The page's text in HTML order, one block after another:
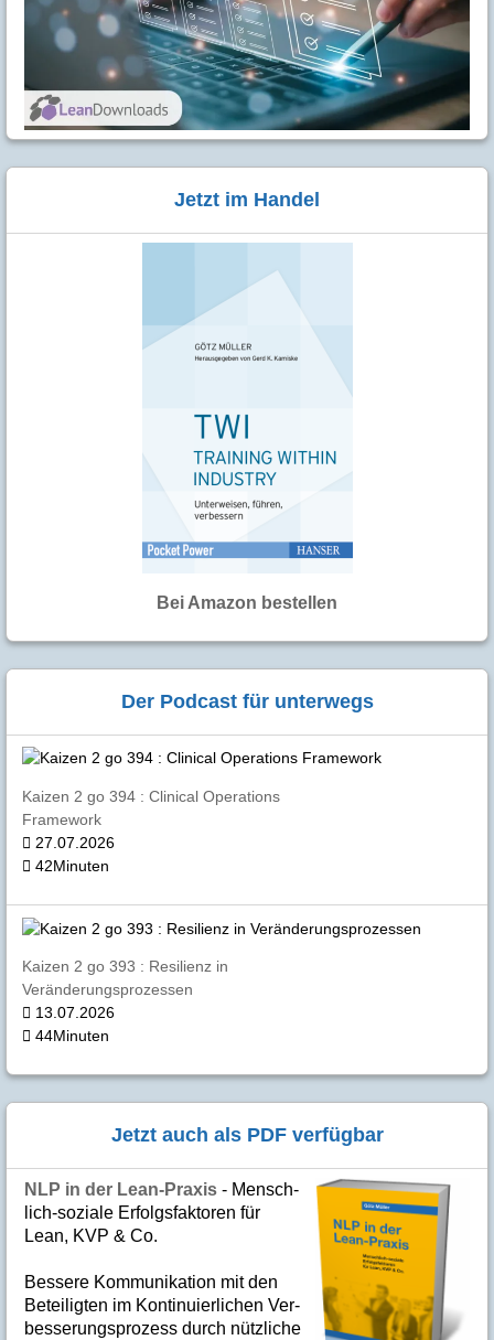
Jetzt im Handel
Bei Amazon bestellen
Der Podcast für unterwegs
Kaizen 2 go 394 : Clinical Operations
Framework
27.07.2026
42Minuten
Kaizen 2 go 393 : Resilienz in
Veränderungsprozessen
13.07.2026
44Minuten
Jetzt auch als PDF verfügbar
NLP in der Lean-Praxis - Mensch­
lich-soziale Er­folgs­fak­to­ren für
Lean, KVP & Co.
Bes­se­re Kom­­mu­­ni­ka­tion mit den
Betei­lig­ten im Kon­ti­nuier­li­chen Ver­
bes­se­rungs­­pro­­zess durch nütz­­liche